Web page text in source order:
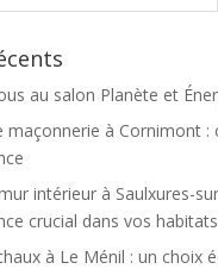
au salon Planète et
maçonnerie à Cornimont :
intérieur à Saulxures-
crucial dans vos habitats
à Le Ménil : un choix